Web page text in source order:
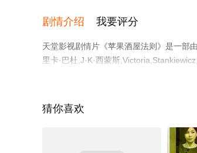
剧情介绍 我要评分
天堂影视剧情片《苹果酒屋法则》是一部
里卡·巴杜,J·K·西蒙斯
尔金,Heavy,D,丝凯·麦等演员精彩演绎的
猜你喜欢